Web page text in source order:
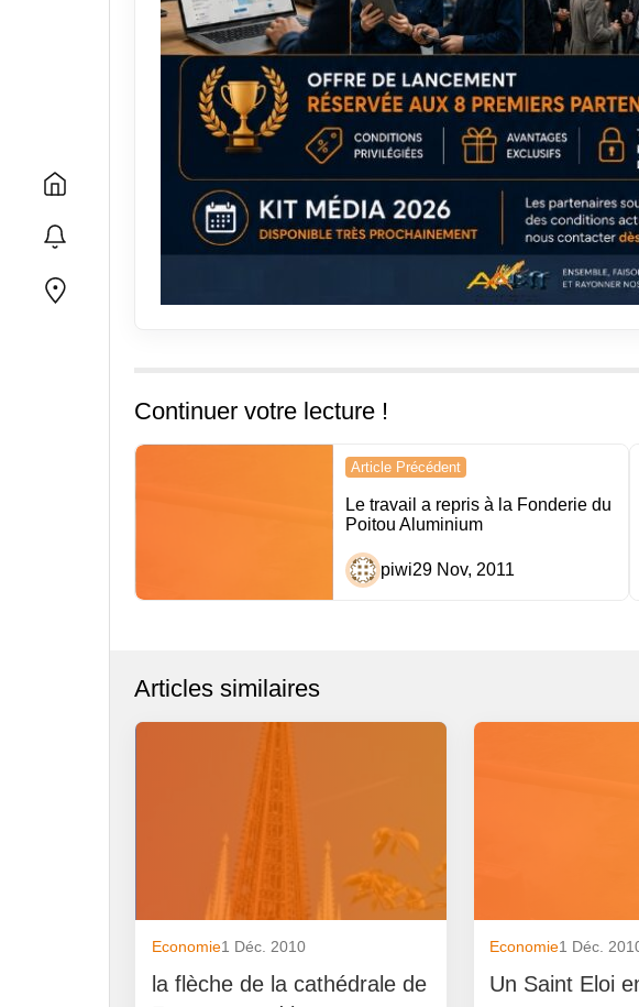
Continuer votre lecture !
Navigation
de
Article Précédent
Le travail a repris à la Fonderie du
Poitou Aluminium
piwi29 Nov, 2011
Articles similaires
Economie1 Déc. 2010
la flèche de la cathédrale de
Economie1 Déc.
Un Saint Eloi